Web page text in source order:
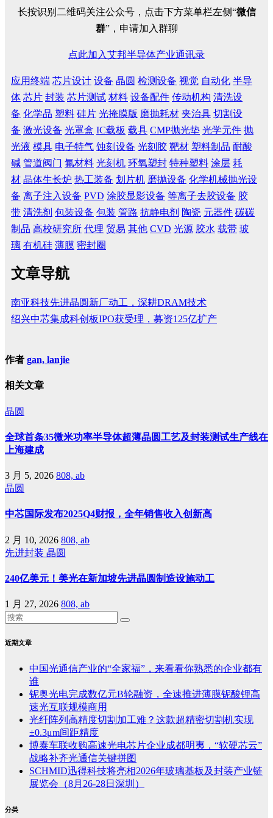
长按识别二维码关注公众号，点击下方菜单栏左侧“微信
群”，申请加入群聊
点此加入艾邦半导体产业通讯录
应用终端 芯片设计 设备 晶圆 检测设备 视觉 自动化 半导
体 芯片 封装 芯片测试 材料 设备配件 传动机构 清洗设
备 化学品 塑料 硅片 光掩膜版 磨抛耗材 夹治具 切割设
备 激光设备 光罩盒 IC载板 载具 CMP抛光垫 光学元件 抛
光液 模具 电子特气 蚀刻设备 光刻胶 靶材 塑料制品 耐酸
碱 管道阀门 氟材料 光刻机 环氧塑封 特种塑料 涂层 耗
材 晶体生长炉 热工装备 划片机 磨抛设备 化学机械抛光设
备 离子注入设备 PVD 涂胶显影设备 等离子去胶设备 胶
带 清洗剂 包装设备 包装 管路 抗静电剂 陶瓷 元器件 碳碳
制品 高校研究所 代理 贸易 其他 CVD 光源 胶水 载带 玻
璃 有机硅 薄膜 密封圈
文章导航
南亚科技先进晶圆新厂动工，深耕DRAM技术
绍兴中芯集成科创板IPO获受理，募资125亿扩产
作者 gan, lanjie
相关文章
晶圆
全球首条35微米功率半导体超薄晶圆工艺及封装测试生产线在
上海建成
3 月 5, 2026 808, ab
晶圆
中芯国际发布2025Q4财报，全年销售收入创新高
2 月 10, 2026 808, ab
先进封装 晶圆
240亿美元！美光在新加坡先进晶圆制造设施动工
1 月 27, 2026 808, ab
近期文章
中国光通信产业的“全家福”，来看看你熟悉的企业都有
谁
铌奥光电完成数亿元B轮融资，全速推进薄膜铌酸锂高
速光互联规模商用
光纤阵列高精度切割加工难？这款超精密切割机实现
±0.3μm间距精度
博泰车联收购高速光电芯片企业成都明夷，“软硬芯云”
战略补齐光通信关键拼图
SCHMID迅得科技将亮相2026年玻璃基板及封装产业链
展览会（8月26-28日深圳）
分类